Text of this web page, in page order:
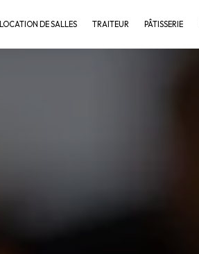
LOCATION DE SALLES TRAITEUR PÂTISSERIE